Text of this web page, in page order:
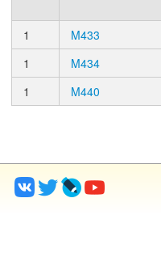
1 M433
1
M434
1
M440